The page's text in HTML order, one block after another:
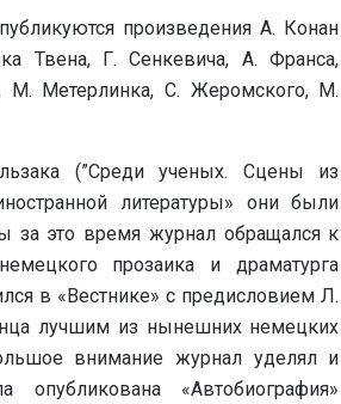
произведения А. Конан
Твена, Г. Сенкевича, А. Франса,
М. Метерлинка, С. Жеромского, М.
(”Среди ученых. Сцены из
литературы» они были
за это время журнал обращался к
прозаика и драматурга
в «Вестнике» с предисловием Л.
лучшим из нынешних немецких
внимание журнал уделял и
«Автобиография»